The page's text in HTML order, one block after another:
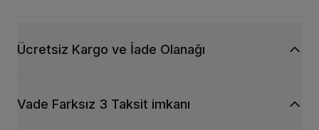
Ücretsiz Kargo ve İade Olanağı
Vade Farksız 3 Taksit imkanı